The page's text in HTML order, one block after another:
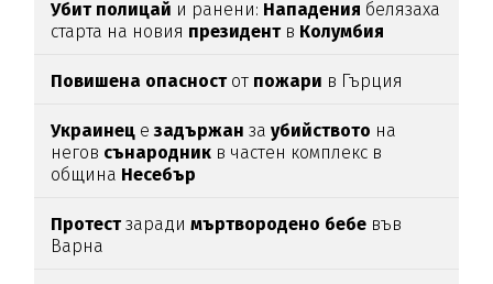
Убит полицай и ранени: Нападения белязаха
старта на новия президентв Колумбия
Повишена опасностот пожари в Гърция
Украинец езадържан заубийството на
негов сънародник в частен комплекс в
община Несебър
Протестзарадимъртвородено бебе във
Варна